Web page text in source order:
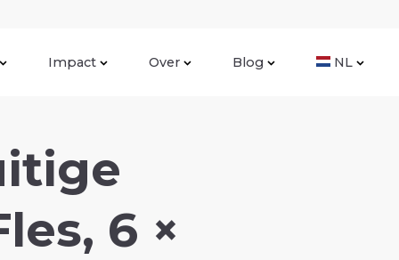
Impact Over Blog NL
6 ×